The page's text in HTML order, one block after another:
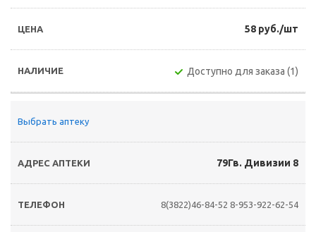
58 руб./шт
Доступно для заказа (1)
Выбрать аптеку
79Гв. Дивизии 8
8(3822)46-84-52 8-953-922-62-54